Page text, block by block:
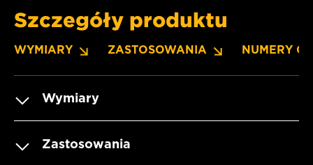
Szczegóły produktu
WYMIARY ZASTOSOWANIA NUMERY OE
Wymiary
Zastosowania